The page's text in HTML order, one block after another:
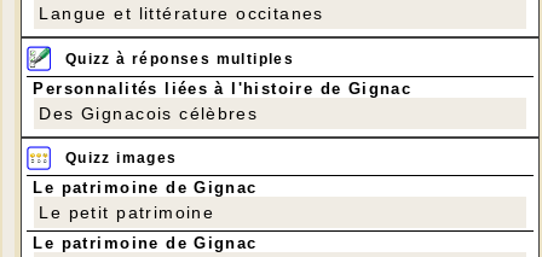
Langue et littérature occitanes
Quizz à réponses multiples
Personnalités liées à l'histoire de Gignac
Des Gignacois célèbres
Quizz images
Le patrimoine de Gignac
Le petit patrimoine
Le patrimoine de Gignac